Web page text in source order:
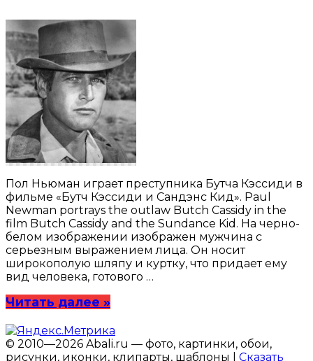
Пол Ньюман играет преступника Бутча Кэссиди в
фильме «Бутч Кэссиди и Сандэнс Кид». Paul
Newman portrays the outlaw Butch Cassidy in the
film Butch Cassidy and the Sundance Kid. На черно-
белом изображении изображен мужчина с
серьезным выражением лица. Он носит
широкополую шляпу и куртку, что придает ему
вид человека, готового …
Читать далее »
© 2010—2026 Abali.ru — фото, картинки, обои,
рисунки, иконки, клипарты, шаблоны | Сказать